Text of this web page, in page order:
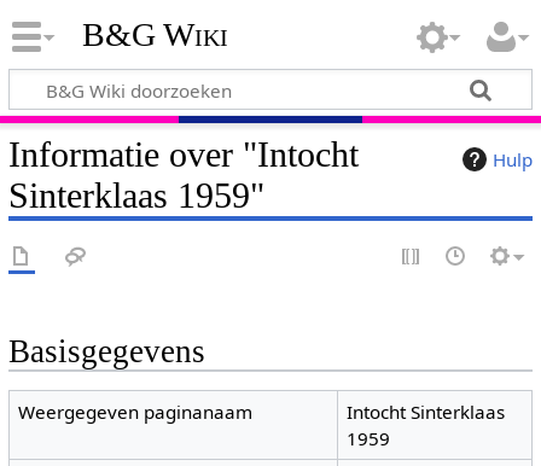
B&G Wiki
Hulp
Informatie over "Intocht
Sinterklaas 1959"
Basisgegevens
Weergegeven paginanaam
Intocht Sinterklaas
1959